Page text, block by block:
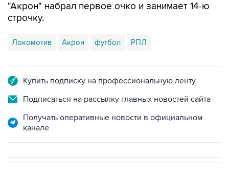
"Акрон" набрал первое очко и занимает 14-ю
строчку.
Локомотив Акрон футбол РПЛ
Купить подписку на профессиональную ленту
Подписаться на рассылку главных новостей сайта
Получать оперативные новости в официальном
канале